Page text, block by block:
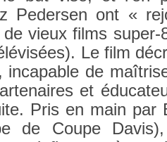
Peders­en ont «
de vieux films
Le film
in­cap­able de
et
Pris en main par
de Coupe